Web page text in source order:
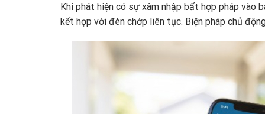
Khi phát hiện có sự xâm nhập bất hợp pháp vào
kết hợp với đèn chớp liên tục. Biện pháp chủ